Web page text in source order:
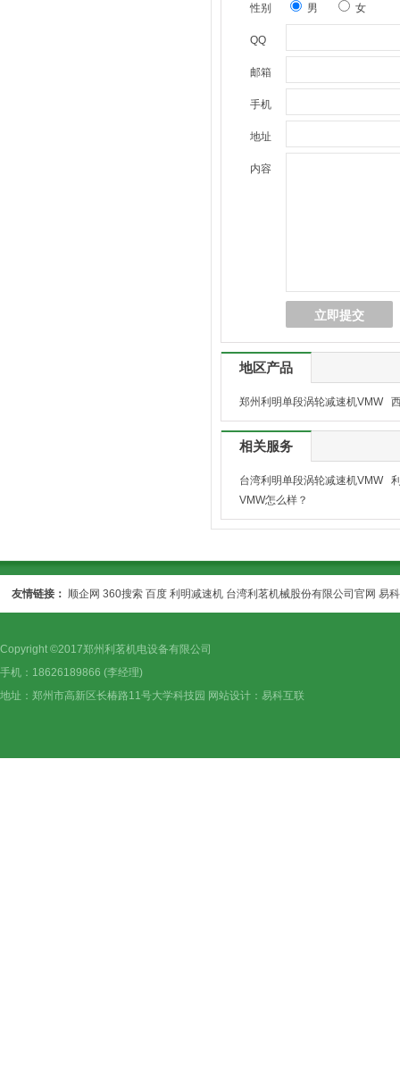
性别 男 女
QQ
邮箱
手机
地址
内容
地区产品
郑州利明单段涡轮减速机VMW
相关服务
台湾利明单段涡轮减速机VMW
VMW怎么样？
友情链接： 顺企网 360搜索 百度 利明减速机 台湾利茗机械股份有限公司官网 易
Copyright ©2017郑州利茗机电设备有限公司
手机：18626189866 (李经理)
地址：郑州市高新区长椿路11号大学科技园 网站设计： 易科互联